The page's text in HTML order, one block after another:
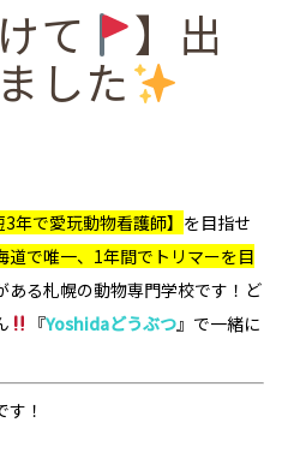
て 】出
した
3年で愛玩動物看護師】 を目指せ
道で唯一、1年間でトリマーを目
ある札幌の動物専門学校です！ど
『Yoshidaどうぶつ』 で一緒に
！